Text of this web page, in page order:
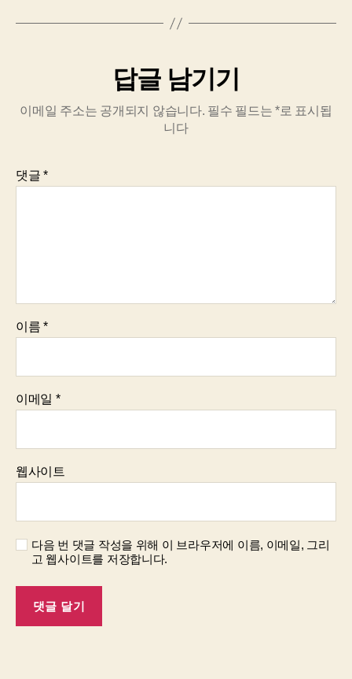
답글 남기기
이메일 주소는 공개되지 않습니다. 필수 필드는*로 표시됩
니다
댓글*
이름*
이메일 *
웹사이트
다음 번 댓글 작성을 위해 이 브라우저에 이름, 이메일, 그리
고 웹사이트를 저장합니다.